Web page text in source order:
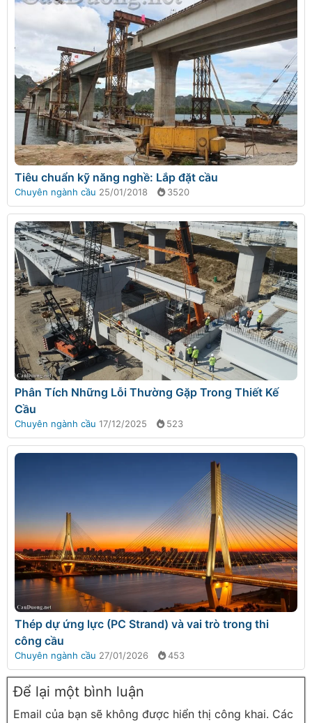
Tiêu chuẩn kỹ năng nghề: Lắp đặt cầu
Chuyên ngành cầu 25/01/2018 3520
Phân Tích Những Lỗi Thường Gặp Trong Thiết Kế
Cầu
Chuyên ngành cầu 17/12/2025 523
Thép dự ứng lực (PC Strand) và vai trò trong thi
công cầu
Chuyên ngành cầu 27/01/2026 453
Để lại một bình luận
Email của bạn sẽ không được hiển thị công khai. Các